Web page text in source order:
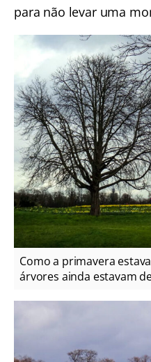
para não levar uma
Como a primavera
árvores ainda estavam